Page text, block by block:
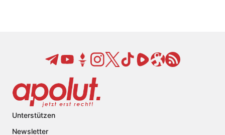
Unterstützen
Newsletter